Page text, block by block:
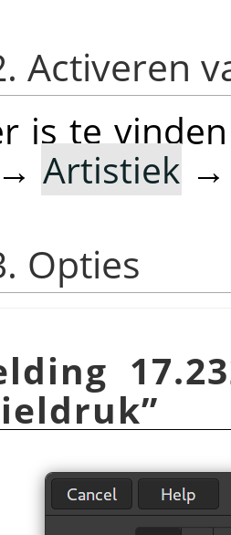
Activeren
is te
→ Artistiek
Opties
”